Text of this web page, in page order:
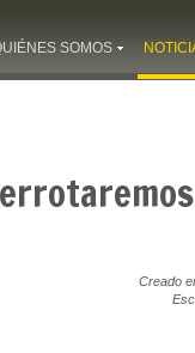
SOMOS
Creado